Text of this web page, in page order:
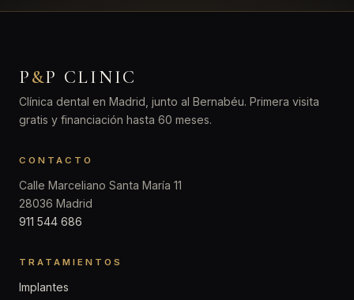
P&P CLINIC
Clínica dental en Madrid, junto al Bernabéu. Primera visita
gratis y financiación hasta 60 meses.
CONTACTO
Calle Marceliano Santa María 11
28036 Madrid
911 544 686
TRATAMIENTOS
Implantes